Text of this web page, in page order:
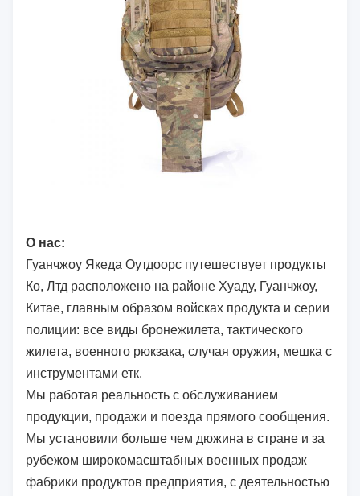
О нас:
Гуанчжоу Якеда Оутдоорс путешествует продукты
Ко, Лтд расположено на районе Хуаду, Гуанчжоу,
Китае, главным образом войсках продукта и серии
полиции: все виды бронежилета, тактического
жилета, военного рюкзака, случая оружия, мешка с
инструментами етк.
Мы работая реальность с обслуживанием
продукции, продажи и поезда прямого сообщения.
Мы установили больше чем дюжина в стране и за
рубежом широкомасштабных военных продаж
фабрики продуктов предприятия, с деятельностью